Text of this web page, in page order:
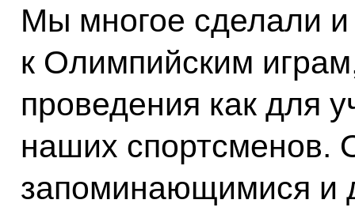
Мы многое сделали и
к Олимпийским
проведения как для
наших спортсменов.
запоминающимися и